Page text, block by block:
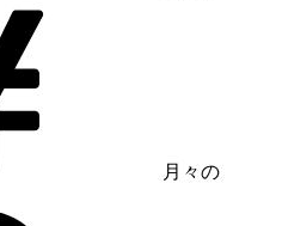
月々の